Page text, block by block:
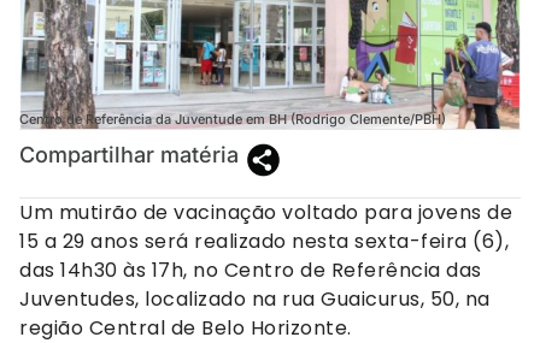
Centro de Referência da Juventude em BH (Rodrigo Clemente/PBH)
Compartilhar matéria
Um mutirão de vacinação voltado para jovens de
15 a 29 anos será realizado nesta sexta-feira (6),
das 14h30 às 17h, no Centro de Referência das
Juventudes, localizado na rua Guaicurus, 50, na
região Central de Belo Horizonte.